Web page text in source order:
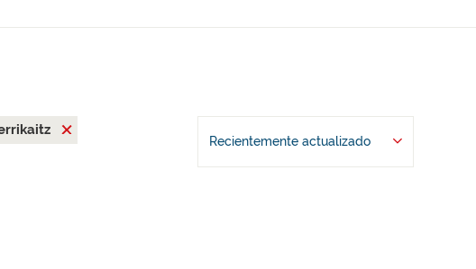
Recientemente actualizado